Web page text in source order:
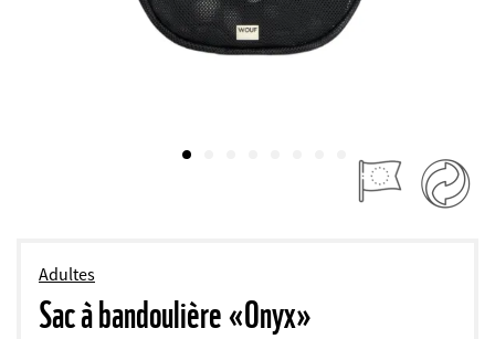
Adultes
Sac à bandoulière «Onyx»